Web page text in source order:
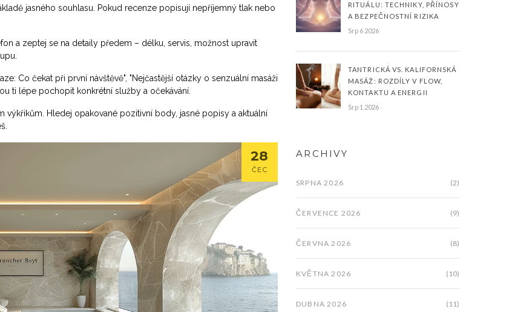
jasného souhlasu. Pokud recenze popisují nepříjemný tlak nebo
a zeptej se na detaily předem – délku, servis, možnost upravit
Co čekat při první návštěvě", "Nejčastější otázky o senzuální masáži
ti lépe pochopit konkrétní služby a očekávání.
výkřikům. Hledej opakované pozitivní body, jasné popisy a aktuální
28
ČEC
RITUÁLU: TECHNIKY, PŘÍNOSY
A BEZPEČNOSTNÍ RIZIKA
Srp 6 2026
TANTRICKÁ VS. KALIFORNSKÁ
MASÁŽ: ROZDÍLY V FLOW,
KONTAKTU A ENERGII
Srp 1 2026
ARCHIVY
SRPNA 2026 (2)
ČERVENCE 2026 (9)
ČERVNA 2026 (8)
KVĚTNA 2026 (10)
DUBNA 2026 (11)